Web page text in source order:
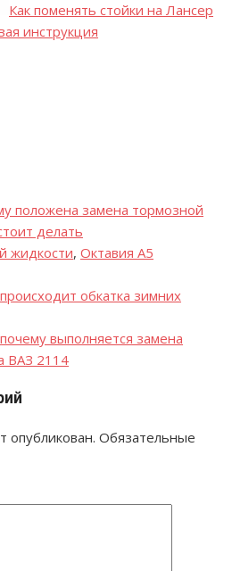
Как поменять стойки на Лансер
инструкция
положена замена тормозной
делать
жидкости, Октавия А5
обкатка зимних
выполняется замена
ВАЗ 2114
опубликован. Обязательные